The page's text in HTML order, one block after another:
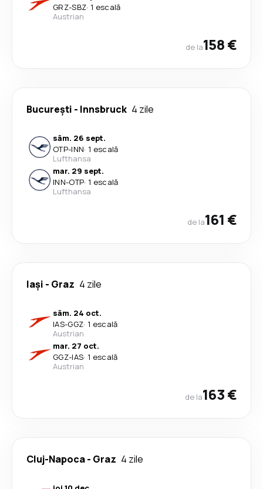
GRZ-SBZ· 1 escală
Austrian
de la158 €
București - Innsbruck 4 zile
sâm. 26 sept.
OTP-INN· 1 escală
Lufthansa
mar. 29 sept.
INN-OTP· 1 escală
Lufthansa
de la161 €
Iași - Graz 4 zile
sâm. 24 oct.
IAS-GGZ· 1 escală
Austrian
mar. 27 oct.
GGZ-IAS· 1 escală
Austrian
de la163 €
Cluj-Napoca- Graz 4 zile